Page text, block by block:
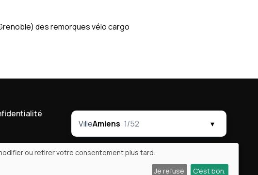
des remorques vélo cargo
VilleAmiens 1/52 ▾
ou retirer votre consentement plus tard.
Je refuse C'est bon.